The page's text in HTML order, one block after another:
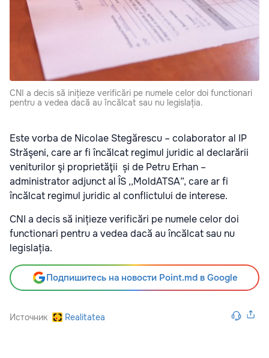
CNI a decis să inițieze verificări pe numele celor doi functionari
pentru a vedea dacă au încălcat sau nu legislația.
Este vorba de Nicolae Stegărescu – colaborator al IP
Străşeni, care ar fi încălcat regimul juridic al declarării
veniturilor şi proprietăţii și de Petru Erhan –
administrator adjunct al ÎS ,,MoldATSA”, care ar fi
încălcat regimul juridic al conflictului de interese.
CNI a decis să inițieze verificări pe numele celor doi
functionari pentru a vedea dacă au încălcat sau nu
legislația.
Подпишитесь на новости Point.md в Google
Источник Realitatea